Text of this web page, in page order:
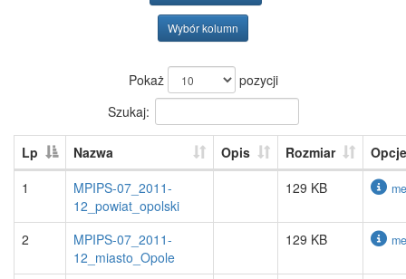
Wybór kolumn
Pokaż
pozycji
Szukaj:
Lp Nazwa Opis Rozmiar
Opcje
1
MPIPS-07_2011-
12_powiat_opolski
129 KB
2
MPIPS-07_2011-
12_miasto_Opole
129 KB